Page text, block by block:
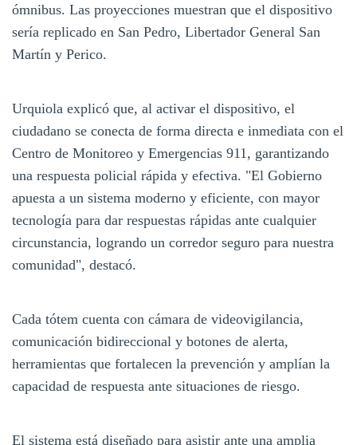
ómnibus. Las proyecciones muestran que el dispositivo
sería replicado en San Pedro, Libertador General San
Martín y Perico.
Urquiola explicó que, al activar el dispositivo, el
ciudadano se conecta de forma directa e inmediata con el
Centro de Monitoreo y Emergencias 911, garantizando
una respuesta policial rápida y efectiva. "El Gobierno
apuesta a un sistema moderno y eficiente, con mayor
tecnología para dar respuestas rápidas ante cualquier
circunstancia, logrando un corredor seguro para nuestra
comunidad", destacó.
Cada tótem cuenta con cámara de videovigilancia,
comunicación bidireccional y botones de alerta,
herramientas que fortalecen la prevención y amplían la
capacidad de respuesta ante situaciones de riesgo.
El sistema está diseñado para asistir ante una amplia